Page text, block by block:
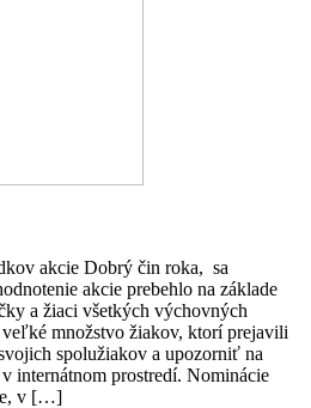
akcie Dobrý čin roka, sa
akcie prebehlo na základe
a žiaci všetkých výchovných
množstvo žiakov, ktorí prejavili
spolužiakov a upozorniť na
internátnom prostredí. Nominácie
v […]